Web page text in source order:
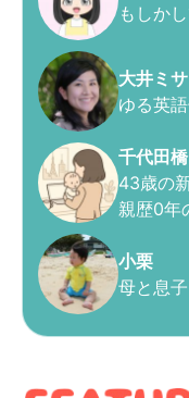
もしか
大井ミ
ゆる英
千代田
43歳の
親歴0年
小栗
母と息